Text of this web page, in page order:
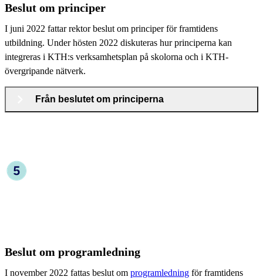
Beslut om principer
I juni 2022 fattar rektor beslut om principer för framtidens
utbildning. Under hösten 2022 diskuteras hur principerna kan
integreras i KTH:s verksamhetsplan på skolorna och i KTH-
övergripande nätverk.
Från beslutet om principerna
Beslut om programledning
I november 2022 fattas beslut om programledning för framtidens